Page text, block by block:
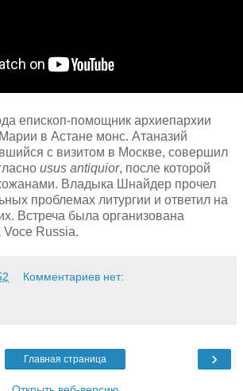
епископ-помощник архиепархии
в Астане монс. Атаназий
с визитом в Москве, совершил
usus antiquior, после которой
Владыка Шнайдер прочел
проблемах литургии и ответил на
Встреча была организована
Russia.
Комментариев нет:
›
Главная страница